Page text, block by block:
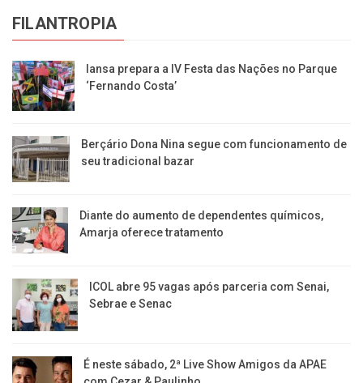
FILANTROPIA
Iansa prepara a IV Festa das Nações no Parque
‘Fernando Costa’
Berçário Dona Nina segue com funcionamento de
seu tradicional bazar
Diante do aumento de dependentes químicos,
Amarja oferece tratamento
ICOL abre 95 vagas após parceria com Senai,
Sebrae e Senac
É neste sábado, 2ª Live Show Amigos da APAE